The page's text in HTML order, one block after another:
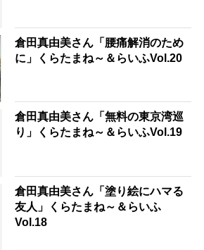
倉田真由美さん「腰痛解消のため
に」くらたまね～＆らいふVol.20
倉田真由美さん「無料の東京湾巡
り」くらたまね～＆らいふVol.19
倉田真由美さん「塗り絵にハマる
友人」くらたまね～＆らいふ
Vol.18